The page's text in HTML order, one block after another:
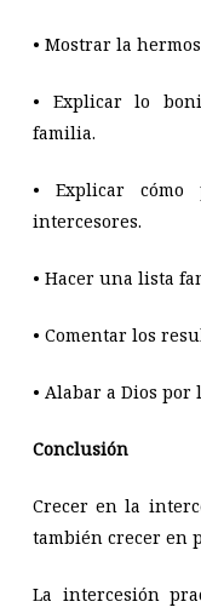
• Mostrar la
• Explicar lo
familia.
• Explicar cómo
intercesores.
• Hacer una lista
• Comentar los
• Alabar a Dios
Conclusión
Crecer en la
también crecer en
La intercesión